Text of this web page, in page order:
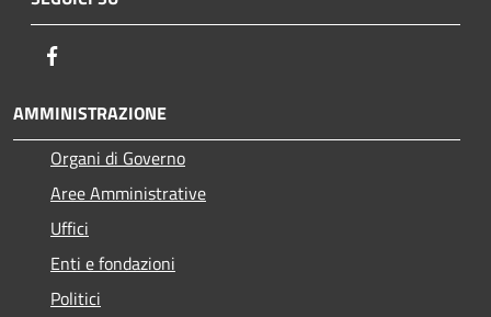
AMMINISTRAZIONE
Organi di Governo
Aree Amministrative
Uffici
Enti e fondazioni
Politici